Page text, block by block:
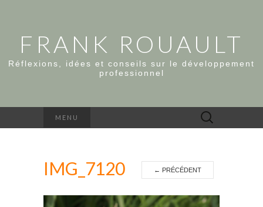
FRANK ROUAULT
Réflexions, idées et conseils sur le développement
professionnel
MENU Rechercher :
IMG_7120 ← PRÉCÉDENT